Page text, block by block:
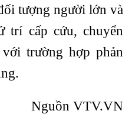
tượng người lớn và
trí cấp cứu, chuyển
trường hợp phản
Nguồn VTV.VN